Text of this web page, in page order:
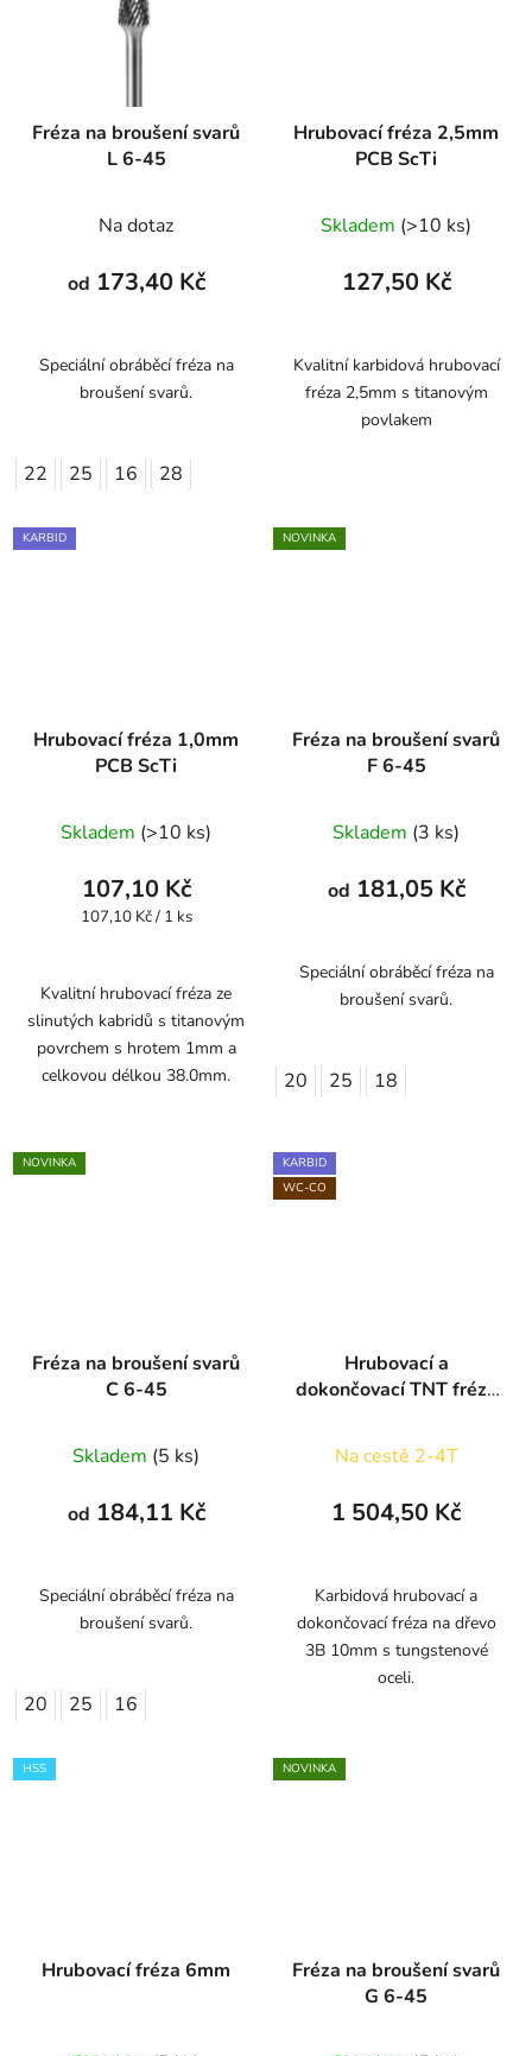
Fréza na broušení svarů
L 6-45
Na dotaz
od 173,40 Kč
Speciální obráběcí fréza na
broušení svarů.
22 25 16 28
Hrubovací fréza 2,5mm
PCB ScTi
Skladem (>10 ks)
127,50 Kč
Kvalitní karbidová hrubovací
fréza 2,5mm s titanovým
povlakem
KARBID
Hrubovací fréza 1,0mm
PCB ScTi
Skladem (>10 ks)
107,10 Kč
Měrná
107,10 Kč / 1 ks
Kvalitní hrubovací fréza ze
slinutých kabridů s titanovým
povrchem s hrotem 1mm a
celkovou délkou 38.0mm.
NOVINKA
Fréza na broušení svarů
F 6-45
Skladem (3 ks)
od 181,05 Kč
Speciální obráběcí fréza na
broušení svarů.
20 25 18
NOVINKA
Fréza na broušení svarů
C 6-45
Skladem (5 ks)
od 184,11 Kč
Speciální obráběcí fréza na
broušení svarů.
20 25 16
KARBID
WC-CO
Hrubovací a
dokončovací TNT fréza
břitem 10mm
Na cestě 2-4T
1 504,50 Kč
Karbidová hrubovací a
dokončovací fréza na dřevo
3B 10mm s tungstenové
oceli.
HSS
Hrubovací fréza 6mm
NOVINKA
Fréza na broušení svarů
G 6-45